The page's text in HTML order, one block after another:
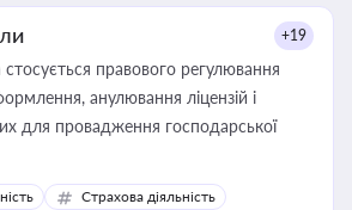
+19
стосується правового регулювання
анулювання ліцензій і
для провадження господарської
Страхова діяльність